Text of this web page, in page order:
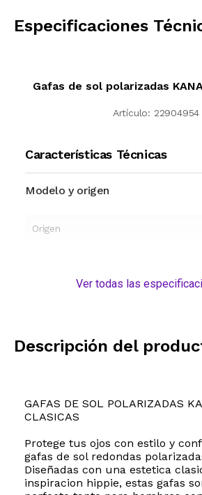
Especificaciones
Gafas de sol polarizadas
Artículo: 22904954
Características Técnicas
Modelo y origen
Origen
Ver todas las
Descripción del
GAFAS DE SOL POLARIZADAS
CLASICAS
Protege tus ojos con estilo y
gafas de sol redondas
Diseñadas con una estetica
inspiracion hippie, estas gafas